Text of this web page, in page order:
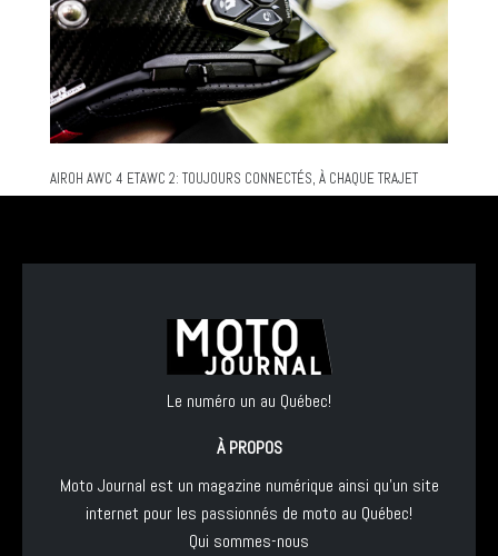
AIROH AWC 4 ETAWC 2: TOUJOURS CONNECTÉS, À CHAQUE TRAJET
Le numéro un au Québec!
À PROPOS
Moto Journal est un magazine numérique ainsi qu'un site
internet pour les passionnés de moto au Québec!
Qui sommes-nous